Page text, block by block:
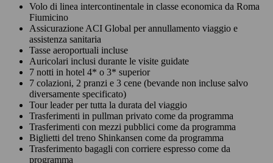
Volo di linea intercontinentale in classe economica da Roma
Fiumicino
Assicurazione ACI Global per annullamento viaggio e
assistenza sanitaria
Tasse aeroportuali incluse
Auricolari inclusi durante le visite guidate
7 notti in hotel 4* o 3* superior
7 colazioni, 2 pranzi e 3 cene (bevande non incluse salvo
diversamente specificato)
Tour leader per tutta la durata del viaggio
Trasferimenti in pullman privato come da programma
Trasferimenti con mezzi pubblici come da programma
Biglietti del treno Shinkansen come da programma
Trasferimento bagagli con corriere espresso come da
programma